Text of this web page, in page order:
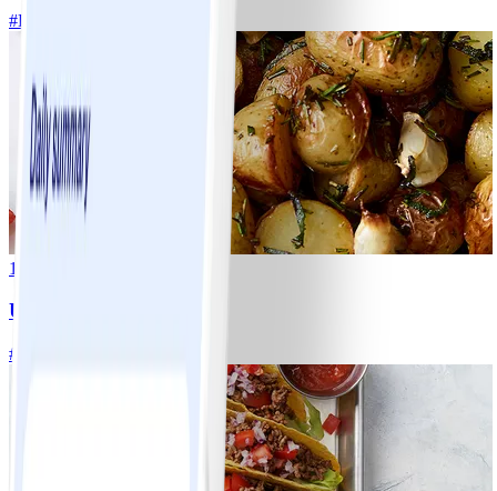
#Lätt
1
Ugnsrostad potatis
#